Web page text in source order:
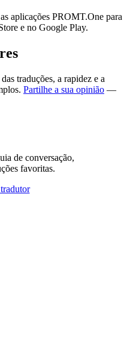
aplicações PROMT.One para
e no Google Play.
traduções, a rapidez e a
Partilhe a sua opinião —
de conversação,
favoritas.